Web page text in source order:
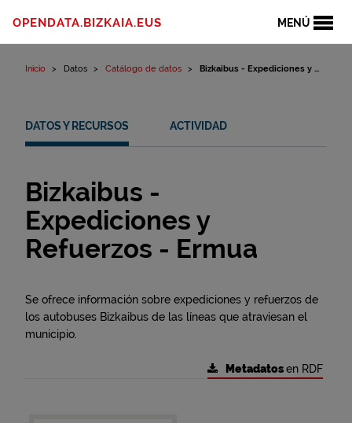
MENÚ
OPENDATA.BIZKAIA.EUS
Inicio Datos Catálogo de datos Bizkaibus - Expediciones y ...
DATOS Y RECURSOS ACTIVIDAD
Bizkaibus -
Expediciones y
Refuerzos - Ermua
Se ofrece información sobre expediciones y refuerzos de
los autobuses Bizkaibus de las líneas que atraviesan el
municipio.
Metadatosen RDF